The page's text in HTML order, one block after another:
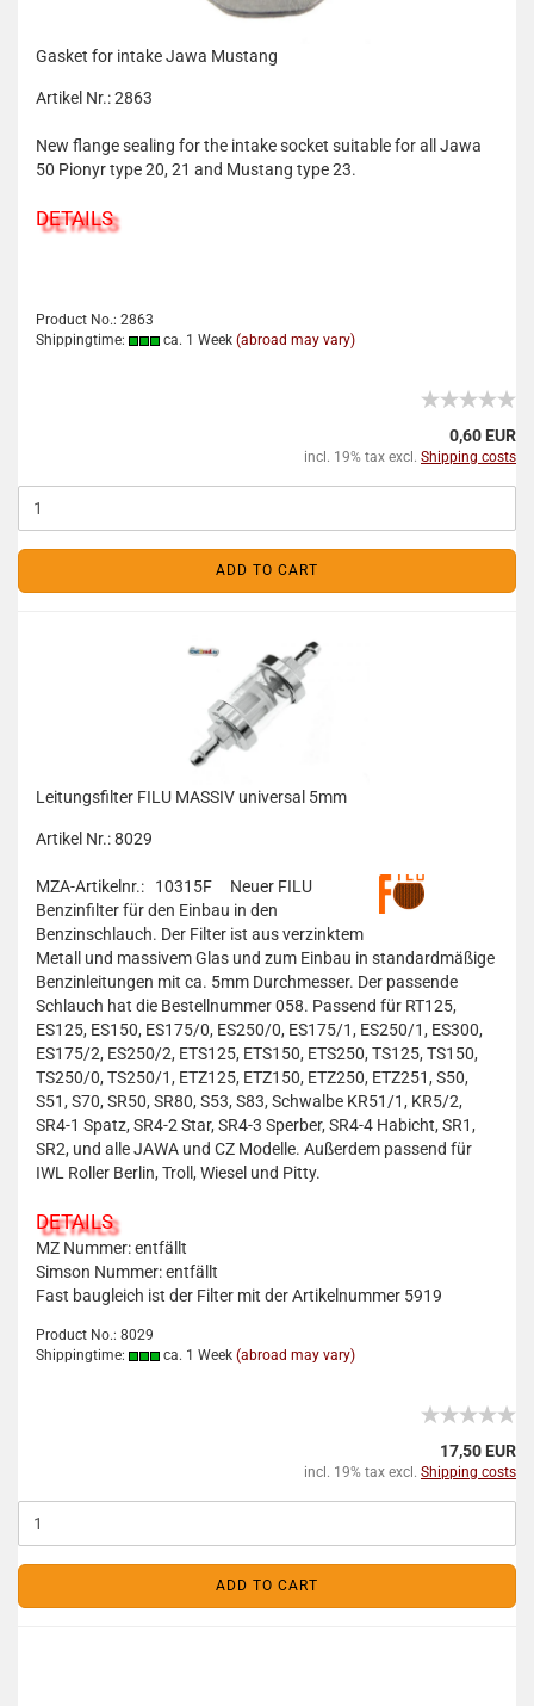
Gasket for intake Jawa Mustang
Artikel Nr.: 2863
New flange sealing for the intake socket suitable for all Jawa
50 Pionyr type 20, 21 and Mustang type 23.
DETAILS
Product No.: 2863
Shippingtime:
ca. 1 Week (abroad may vary)
0,60 EUR
incl. 19% tax excl. Shipping costs
ADD TO CART
Leitungsfilter FILU MASSIV universal 5mm
Artikel Nr.: 8029
MZA-Artikelnr.: 10315F
Neuer FILU
Benzinfilter für den Einbau in den
Benzinschlauch. Der Filter ist aus verzinktem
Metall und massivem Glas und zum Einbau in standardmäßige
Benzinleitungen mit ca. 5mm Durchmesser. Der passende
Schlauch hat die Bestellnummer 058. Passend für RT125,
ES125, ES150, ES175/0, ES250/0, ES175/1, ES250/1, ES300,
ES175/2, ES250/2, ETS125, ETS150, ETS250, TS125, TS150,
TS250/0, TS250/1, ETZ125, ETZ150, ETZ250, ETZ251, S50,
S51, S70, SR50, SR80, S53, S83, Schwalbe KR51/1, KR5/2,
SR4-1 Spatz, SR4-2 Star, SR4-3 Sperber, SR4-4 Habicht, SR1,
SR2, und alle JAWA und CZ Modelle. Außerdem passend für
IWL Roller Berlin, Troll, Wiesel und Pitty.
DETAILS
MZ Nummer: entfällt
Simson Nummer: entfällt
Fast baugleich ist der Filter mit der Artikelnummer 5919
Product No.: 8029
Shippingtime:
ca. 1 Week (abroad may vary)
17,50 EUR
incl. 19% tax excl. Shipping costs
ADD TO CART